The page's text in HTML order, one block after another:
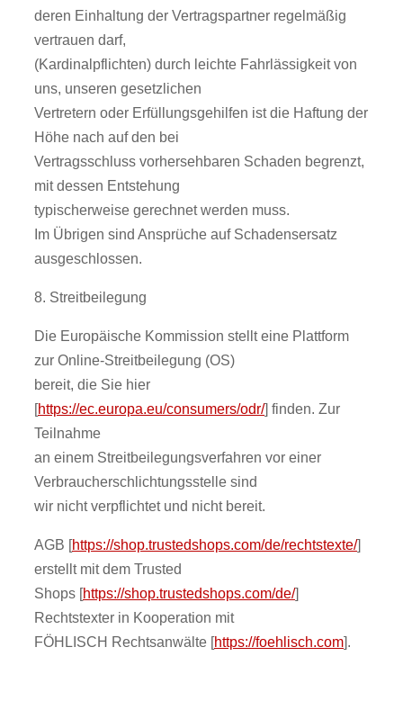
deren Einhaltung der Vertragspartner regelmäßig
vertrauen darf,
(Kardinalpflichten) durch leichte Fahrlässigkeit von
uns, unseren gesetzlichen
Vertretern oder Erfüllungsgehilfen ist die Haftung der
Höhe nach auf den bei
Vertragsschluss vorhersehbaren Schaden begrenzt,
mit dessen Entstehung
typischerweise gerechnet werden muss.
Im Übrigen sind Ansprüche auf Schadensersatz
ausgeschlossen.
8. Streitbeilegung
Die Europäische Kommission stellt eine Plattform
zur Online-Streitbeilegung (OS)
bereit, die Sie hier
[https://ec.europa.eu/consumers/odr/] finden. Zur
Teilnahme
an einem Streitbeilegungsverfahren vor einer
Verbraucherschlichtungsstelle sind
wir nicht verpflichtet und nicht bereit.
AGB [https://shop.trustedshops.com/de/rechtstexte/]
erstellt mit dem Trusted
Shops [https://shop.trustedshops.com/de/]
Rechtstexter in Kooperation mit
FÖHLISCH Rechtsanwälte [https://foehlisch.com].